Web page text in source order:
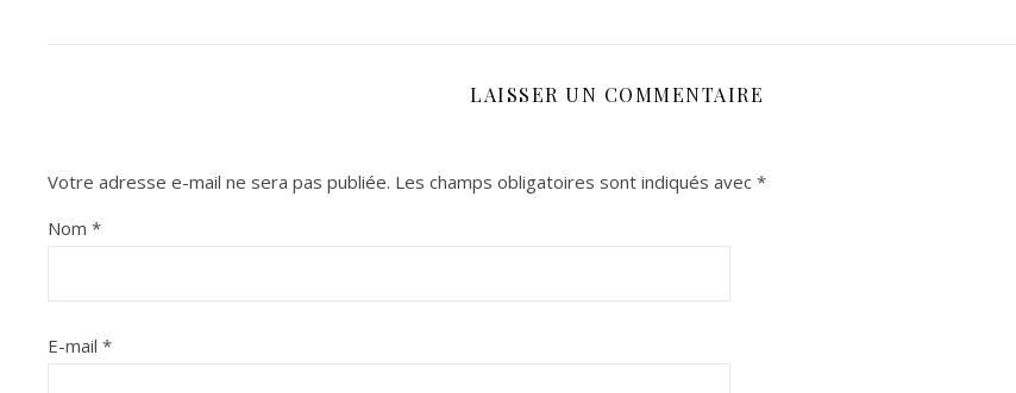
LAISSER UN COMMENTAIRE
Votre adresse e-mail ne sera pas publiée. Les champs obligatoires sont indiqués avec *
Nom *
E-mail *